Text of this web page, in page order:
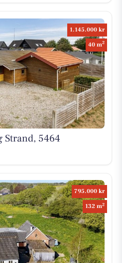
1.145.000 kr
40 m2
Strand, 5464
795.000 kr
132 m2